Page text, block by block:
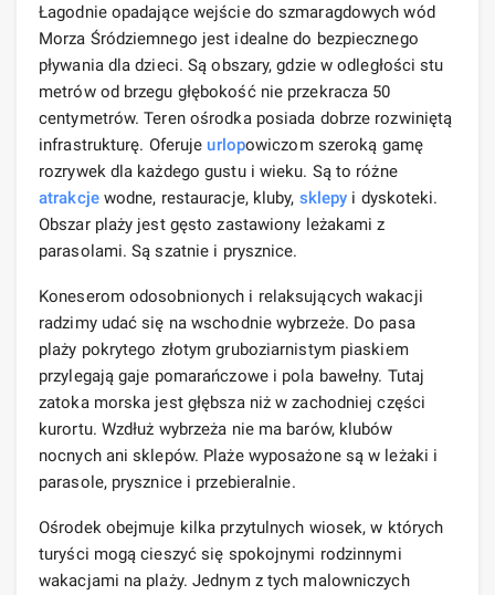
Łagodnie opadające wejście do szmaragdowych wód
Morza Śródziemnego jest idealne do bezpiecznego
pływania dla dzieci. Są obszary, gdzie w odległości stu
metrów od brzegu głębokość nie przekracza 50
centymetrów. Teren ośrodka posiada dobrze rozwiniętą
infrastrukturę. Oferujeurlopowiczom szeroką gamę
rozrywek dla każdego gustu i wieku. Są to różne
atrakcjewodne, restauracje, kluby, sklepy i dyskoteki.
Obszar plaży jest gęsto zastawiony leżakami z
parasolami. Są szatnie i prysznice.
Koneserom odosobnionych i relaksujących wakacji
radzimy udać się na wschodnie wybrzeże. Do pasa
plaży pokrytego złotym gruboziarnistym piaskiem
przylegają gaje pomarańczowe i pola bawełny. Tutaj
zatoka morska jest głębsza niż w zachodniej części
kurortu. Wzdłuż wybrzeża nie ma barów, klubów
nocnych ani sklepów. Plaże wyposażone są w leżaki i
parasole, prysznice i przebieralnie.
Ośrodek obejmuje kilka przytulnych wiosek, w których
turyści mogą cieszyć się spokojnymi rodzinnymi
wakacjami na plaży. Jednym z tych malowniczych